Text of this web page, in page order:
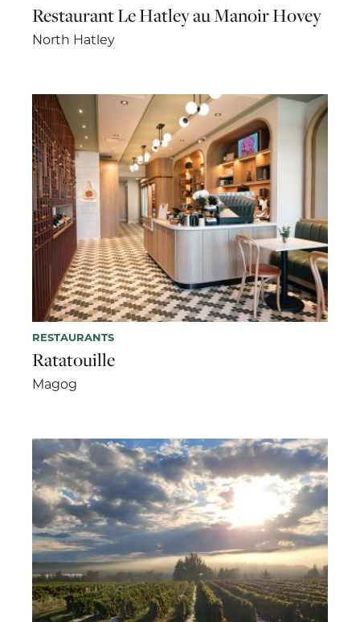
Restaurant Le Hatley au Manoir Hovey
North Hatley
RESTAURANTS
Ratatouille
Magog